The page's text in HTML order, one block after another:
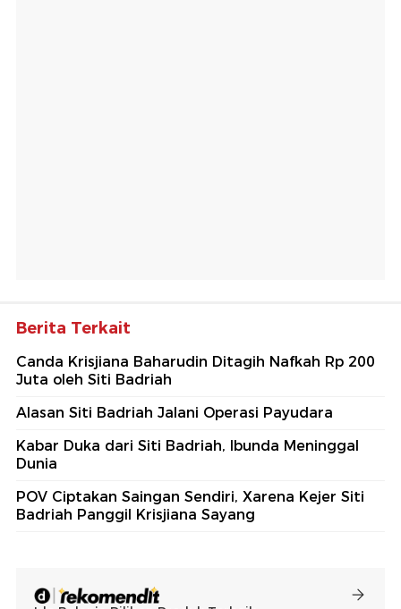
Berita Terkait
Canda Krisjiana Baharudin Ditagih Nafkah Rp 200
Juta oleh Siti Badriah
Alasan Siti Badriah Jalani Operasi Payudara
Kabar Duka dari Siti Badriah, Ibunda Meninggal
Dunia
POV Ciptakan Saingan Sendiri, Xarena Kejer Siti
Badriah Panggil Krisjiana Sayang